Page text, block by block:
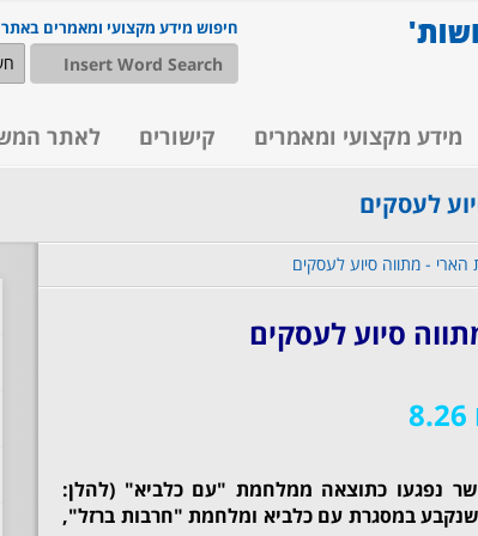
חיפוש מידע מקצועי ומאמרים באתר
מידע מקצועי ומאמרים קישורים לאתר
סיוע לעסקים
נפגעו כתוצאה ממלחמת "עם כלביא" (להלן:
שנקבע במסגרת עם כלביא ומלחמת "חרבות ברזל",